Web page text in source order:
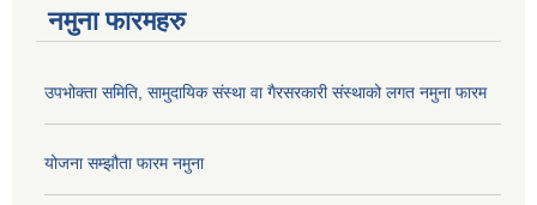
नमुना फारमहरु
उपभोक्ता समिति, सामुदायिक संस्था वा गैरसरकारी संस्थाको लगत नमुना फारम
योजना सम्झौता फारम नमुना